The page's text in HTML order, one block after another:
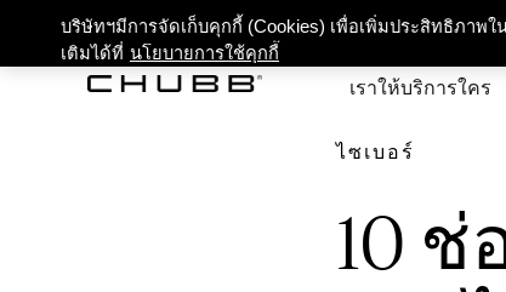
เราให้บริการใคร
ไซเบอร์
10
บริษัทฯมีการจัดเก็บคุกกี้ (Cookies) เพื่อเพิ่มประสิทธิภาพ
เติมได้ที่ นโยบายการใช้คุกกี้